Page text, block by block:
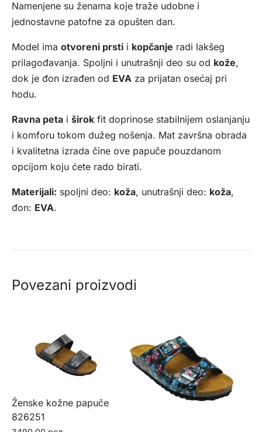
Namenjene su ženama koje traže udobne i
jednostavne patofne za opušten dan.
Model ima otvoreni prsti i kopčanje radi lakšeg
prilagođavanja. Spoljni i unutrašnji deo su od kože,
dok je đon izrađen od EVA za prijatan osećaj pri
hodu.
Ravna peta i širok fit doprinose stabilnijem oslanjanju
i komforu tokom dužeg nošenja. Mat završna obrada
i kvalitetna izrada čine ove papuče pouzdanom
opcijom koju ćete rado birati.
Materijali: spoljni deo: koža, unutrašnji deo: koža,
đon: EVA.
Povezani proizvodi
Ženske kožne papuče
826251